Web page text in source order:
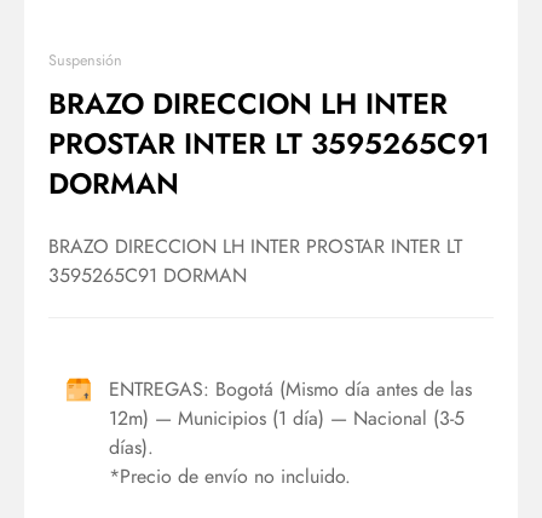
Suspensión
BRAZO DIRECCION LH INTER
PROSTAR INTER LT 3595265C91
DORMAN
BRAZO DIRECCION LH INTER PROSTAR INTER LT
3595265C91 DORMAN
ENTREGAS: Bogotá (Mismo día antes de las
12m) — Municipios (1 día) — Nacional (3-5
días).
*Precio de envío no incluido.